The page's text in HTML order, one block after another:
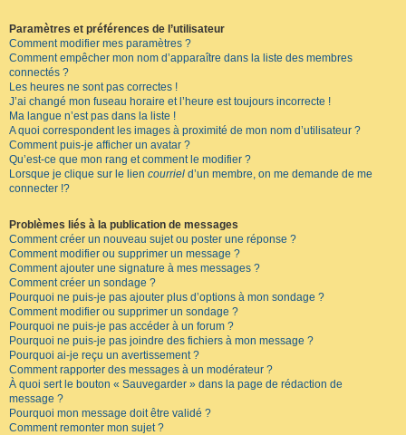
Paramètres et préférences de l’utilisateur
Comment modifier mes paramètres ?
Comment empêcher mon nom d’apparaître dans la liste des membres
connectés ?
Les heures ne sont pas correctes !
J’ai changé mon fuseau horaire et l’heure est toujours incorrecte !
Ma langue n’est pas dans la liste !
A quoi correspondent les images à proximité de mon nom d’utilisateur ?
Comment puis-je afficher un avatar ?
Qu’est-ce que mon rang et comment le modifier ?
Lorsque je clique sur le lien courriel d’un membre, on me demande de me
connecter !?
Problèmes liés à la publication de messages
Comment créer un nouveau sujet ou poster une réponse ?
Comment modifier ou supprimer un message ?
Comment ajouter une signature à mes messages ?
Comment créer un sondage ?
Pourquoi ne puis-je pas ajouter plus d’options à mon sondage ?
Comment modifier ou supprimer un sondage ?
Pourquoi ne puis-je pas accéder à un forum ?
Pourquoi ne puis-je pas joindre des fichiers à mon message ?
Pourquoi ai-je reçu un avertissement ?
Comment rapporter des messages à un modérateur ?
À quoi sert le bouton « Sauvegarder » dans la page de rédaction de
message ?
Pourquoi mon message doit être validé ?
Comment remonter mon sujet ?